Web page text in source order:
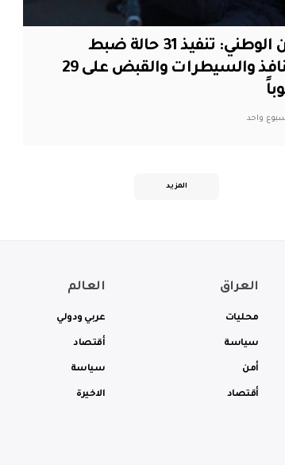
الأمن الوطني: تنفيذ 31 حالة ضبط
بالمنافذ والسيطرات والقبض على 29
واحد
المزيد
العراق
محليات
سياسة
أمن
أقتصاد
العالم
عربي ودولي
أقتصاد
سياسة
الاخيرة